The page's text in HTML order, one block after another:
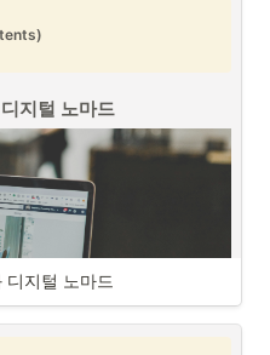
지털 노마드
디지털 노마드